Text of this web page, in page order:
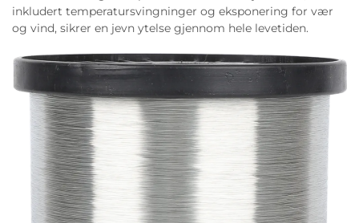
inkludert temperatursvingninger og eksponering for vær
og vind, sikrer en jevn ytelse gjennom hele levetiden.